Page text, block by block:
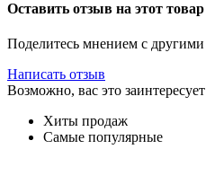
Оставить отзыв на этот товар
Поделитесь мнением с
Написать отзыв
Возможно, вас это заинтересует
Хиты продаж
Самые популярные